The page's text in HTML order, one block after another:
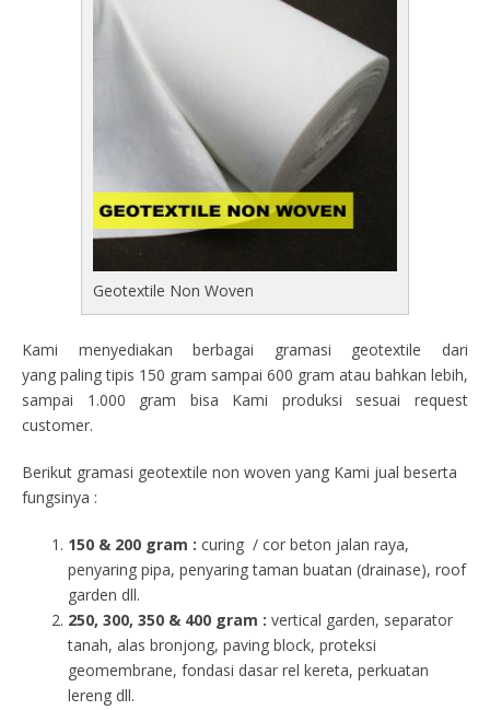
Geotextile Non Woven
Kami menyediakan berbagai gramasi geotextile dari
yang paling tipis 150 gram sampai 600 gram atau bahkan lebih,
sampai 1.000 gram bisa Kami produksi sesuai request
customer.
Berikut gramasi geotextile non woven yang Kami jual beserta
fungsinya :
150 & 200 gram : curing / cor beton jalan raya,
penyaring pipa, penyaring taman buatan (drainase), roof
garden dll.
250, 300, 350 & 400 gram : vertical garden, separator
tanah, alas bronjong, paving block, proteksi
geomembrane, fondasi dasar rel kereta, perkuatan
lereng dll.